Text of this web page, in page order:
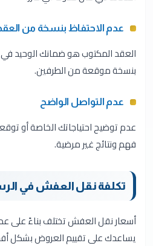
عدم الاحتفاظ بنسخة من
العقد المكتوب هو ضمانك الوحيد في
بنسخة موقعة من الطرفين.
عدم التواصل الواضح
عدم توضيح احتياجاتك الخاصة أو
فهم ونتائج غير مرضية.
تكلفة نقل العفش في
أسعار نقل العفش تختلف بناءً على
يساعدك على تقييم العروض بشكل